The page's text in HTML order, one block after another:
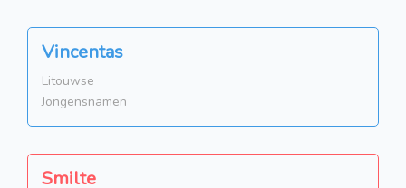
Vincentas
Litouwse
Jongensnamen
Smilte